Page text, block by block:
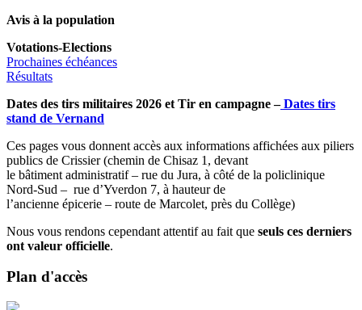
Avis à la population
Votations-Elections
Prochaines échéances
Résultats
Dates des tirs militaires 2026 et Tir en campagne –Dates tirs
stand de Vernand
Ces pages vous donnent accès aux informations affichées aux piliers
publics de Crissier (chemin de Chisaz 1, devant
le bâtiment administratif – rue du Jura, à côté de la policlinique
Nord-Sud – rue d’Yverdon 7, à hauteur de
l’ancienne épicerie – route de Marcolet, près du Collège)
Nous vous rendons cependant attentif au fait que seuls ces derniers
ont valeur officielle.
Plan d'accès